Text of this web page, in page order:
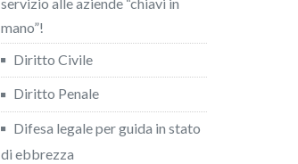
mano”!
Diritto Civile
Diritto Penale
Difesa legale per guida in stato
di ebbrezza